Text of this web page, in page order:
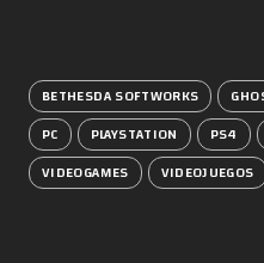
BETHESDA SOFTWORKS
PC
PLAYSTATION PS4
VIDEOGAMES
VIDEOJUEGOS